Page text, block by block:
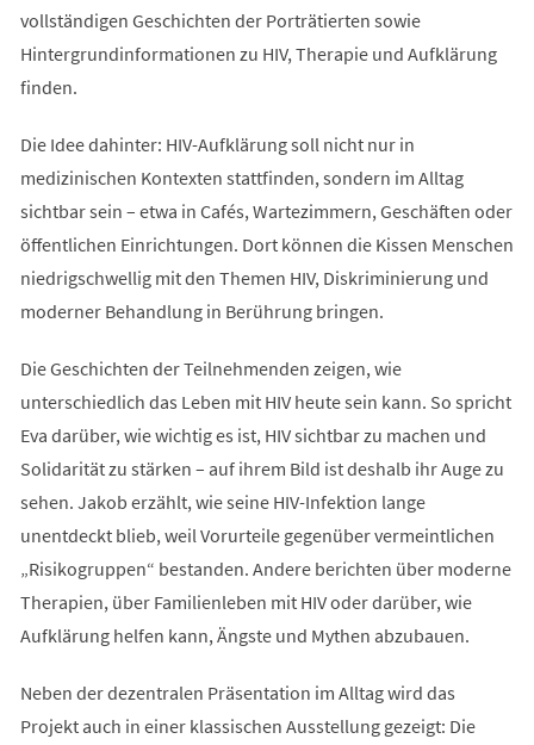
vollständigen Geschichten der Porträtierten sowie
Hintergrundinformationen zu HIV, Therapie und Aufklärung
finden.
Die Idee dahinter: HIV-Aufklärung soll nicht nur in
medizinischen Kontexten stattfinden, sondern im Alltag
sichtbar sein – etwa in Cafés, Wartezimmern, Geschäften oder
öffentlichen Einrichtungen. Dort können die Kissen Menschen
niedrigschwellig mit den Themen HIV, Diskriminierung und
moderner Behandlung in Berührung bringen.
Die Geschichten der Teilnehmenden zeigen, wie
unterschiedlich das Leben mit HIV heute sein kann. So spricht
Eva darüber, wie wichtig es ist, HIV sichtbar zu machen und
Solidarität zu stärken – auf ihrem Bild ist deshalb ihr Auge zu
sehen. Jakob erzählt, wie seine HIV-Infektion lange
unentdeckt blieb, weil Vorurteile gegenüber vermeintlichen
„Risikogruppen“ bestanden. Andere berichten über moderne
Therapien, über Familienleben mit HIV oder darüber, wie
Aufklärung helfen kann, Ängste und Mythen abzubauen.
Neben der dezentralen Präsentation im Alltag wird das
Projekt auch in einer klassischen Ausstellung gezeigt: Die